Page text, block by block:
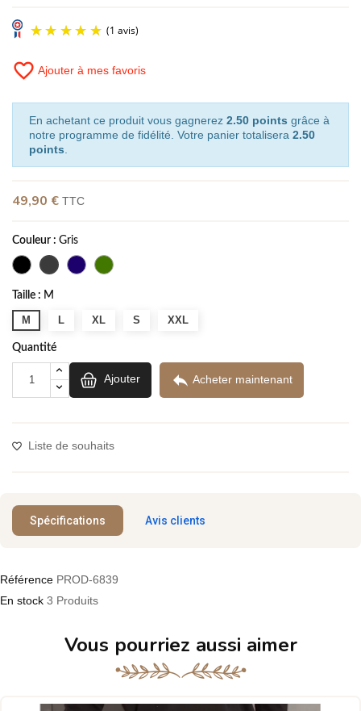
(1 avis)
favorite_border Ajouter à mes favoris
En achetant ce produit vous gagnerez 2.50 points grâce à
notre programme de fidélité. Votre panier totalisera 2.50
points
49,90 € TTC
Couleur : Gris
Taille : M
M L XL S XXL
Quantité
Ajouter  Acheter maintenant
Liste de souhaits
Spécifications Avis clients
Référence PROD-6839
En stock 3 Produits
Vous pourriez aussi aimer